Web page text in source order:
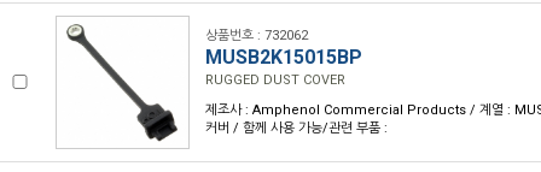
상품번호 : 732062
MUSB2K15015BP
RUGGED DUST COVER
제조사 : Amphenol Commercial Products / 계열 :
커버 / 함께 사용 가능/관련 부품 :